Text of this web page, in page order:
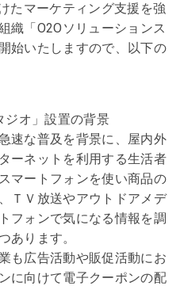
たマーケティング支援を強
織「O2Oソリューションス
始いたしますので、以下の
ジオ」設置の背景
速な普及を背景に、屋内外
ーネットを利用する生活者
マートフォンを使い商品の
ＴＶ放送やアウトドアメデ
フォンで気になる情報を調
あります。
も広告活動や販促活動にお
に向けて電子クーポンの配